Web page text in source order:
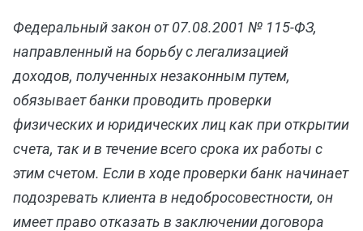
Федеральный закон от 07.08.2001 № 115-ФЗ,
направленный на борьбу с легализацией
доходов, полученных незаконным путем,
обязывает банки проводить проверки
физических и юридических лиц как при открытии
счета, так и в течение всего срока их работы с
этим счетом. Если в ходе проверки банк начинает
подозревать клиента в недобросовестности, он
имеет право отказать в заключении договора